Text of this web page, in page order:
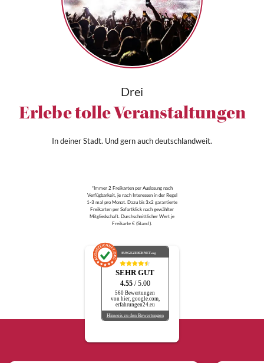
Drei
Erlebe tolle Veranstaltungen
In deiner Stadt. Und gern auch deutschlandweit.
*Immer 2 Freikarten per Auslosung nach
Verfügbarkeit, je nach Interessen in der Regel
1-3 mal pro Monat. Dazu bis 3x2 garantierte
Freikarten per Sofortklick nach gewählter
Mitgliedschaft. Durchschnittlicher Wert je
Freikarte € (Stand ).
AUSGEZEICHNET.org
SEHR GUT
4.55 / 5.00
560 Bewertungen
von hier, google.com,
erfahrungen24.eu
Hinweis zu den Bewertungen